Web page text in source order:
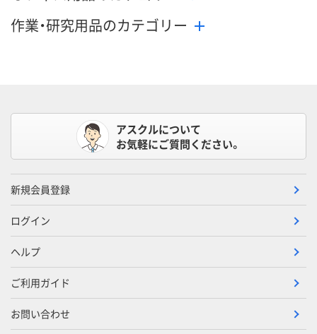
作業・研究用品のカテゴリー
アスクルについて
お気軽にご質問ください。
新規会員登録
ログイン
ヘルプ
ご利用ガイド
お問い合わせ